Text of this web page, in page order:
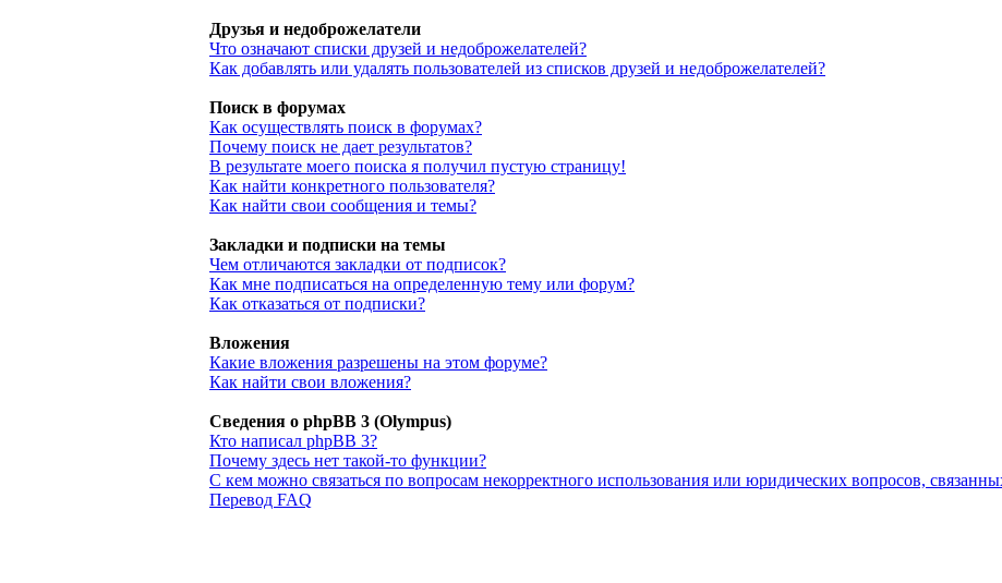
Друзья и недоброжелатели
Что означают списки друзей и недоброжелателей?
Как добавлять или удалять пользователей из списков друзей и недоброжелателей?
Поиск в форумах
Как осуществлять поиск в форумах?
Почему поиск не дает результатов?
В результате моего поиска я получил пустую страницу!
Как найти конкретного пользователя?
Как найти свои сообщения и темы?
Закладки и подписки на темы
Чем отличаются закладки от подписок?
Как мне подписаться на определенную тему или форум?
Как отказаться от подписки?
Вложения
Какие вложения разрешены на этом форуме?
Как найти свои вложения?
Сведения о phpBB 3 (Olympus)
Кто написал phpBB 3?
Почему здесь нет такой-то функции?
С кем можно связаться по вопросам некорректного использования или юридических вопросов,
Перевод FAQ